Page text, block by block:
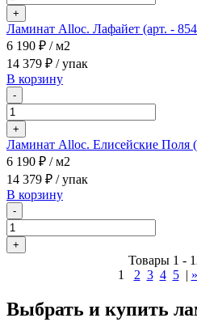
+
Ламинат Alloc. Лафайет (арт. -
6 190 ₽ / м2
14 379 ₽ / упак
В корзину
-
+
Ламинат Alloc. Елисейские Поля
6 190 ₽ / м2
14 379 ₽ / упак
В корзину
-
+
Товары 1 -
1
2 3 4 5| »
Выбрать и купить